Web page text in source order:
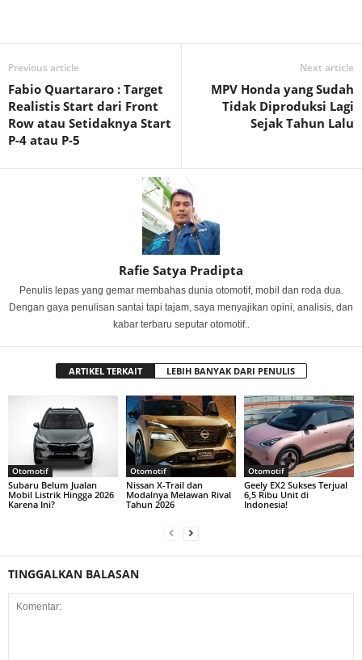
Previous article
Fabio Quartararo : Target
Realistis Start dari Front
Row atau Setidaknya Start
P-4 atau P-5
Next article
MPV Honda yang Sudah
Tidak Diproduksi Lagi
Sejak Tahun Lalu
Rafie Satya Pradipta
Penulis lepas yang gemar membahas dunia otomotif, mobil dan roda dua.
Dengan gaya penulisan santai tapi tajam, saya menyajikan opini, analisis, dan
kabar terbaru seputar otomotif..
ARTIKEL TERKAIT LEBIH BANYAK DARI PENULIS
Otomotif
Subaru Belum Jualan
Mobil Listrik Hingga 2026
Karena Ini?
Otomotif
Nissan X-Trail dan
Modalnya Melawan Rival
Tahun 2026
Otomotif
Geely EX2 Sukses Terjual
6,5 Ribu Unit di
Indonesia!
TINGGALKAN BALASAN